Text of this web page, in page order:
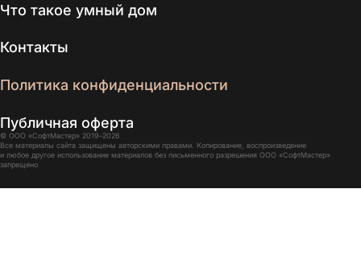
Что такое умный дом
Контакты
Политика конфиденциальности
Публичная оферта
© ООО «СофтМастер» 2019–2026
Все материалы сайта защищены авторскими правами. Копирование, воспроизведение
и любое другое использование материалов без письменного разрешения ООО «СофтМастер»
запрещено